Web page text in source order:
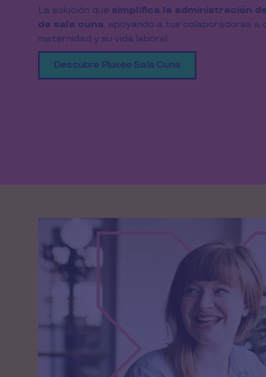
La solución que simplifica la administración
de sala cuna, apoyando a tus colaboradoras a
maternidad y su vida laboral.
Descubre Pluxee Sala Cuna